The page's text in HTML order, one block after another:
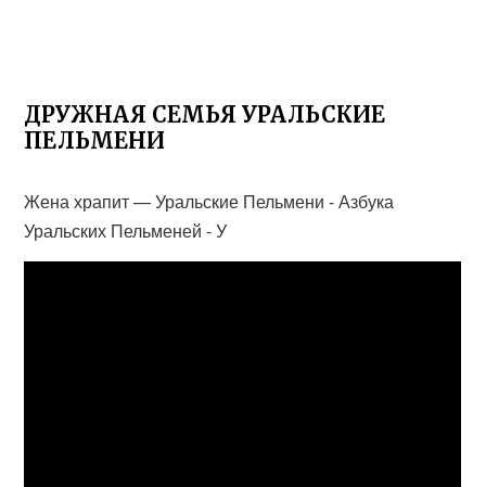
ДРУЖНАЯ СЕМЬЯ УРАЛЬСКИЕ
ПЕЛЬМЕНИ
Жена храпит — Уральские Пельмени - Азбука
Уральских Пельменей - У